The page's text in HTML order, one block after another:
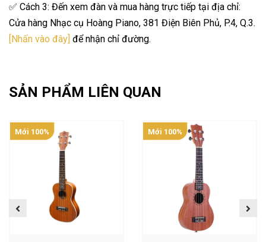
✅ Cách 3: Đến xem đàn và mua hàng trực tiếp tại địa chỉ:
Cửa hàng Nhạc cụ Hoàng Piano, 381 Điện Biên Phủ, P.4, Q.3.
[Nhấn vào đây] để nhận chỉ đường.
SẢN PHẨM LIÊN QUAN
Mới 100% Mới 100%